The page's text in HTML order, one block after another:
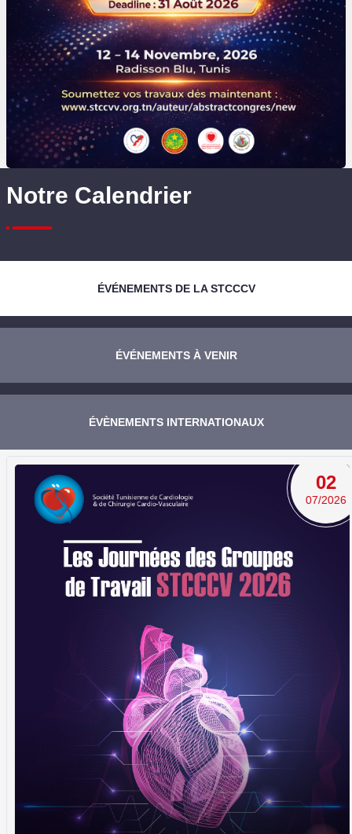
Notre Calendrier
ÉVÉNEMENTS DE LA STCCCV
ÉVÉNEMENTS À VENIR
ÉVÈNEMENTS INTERNATIONAUX
02
07/2026